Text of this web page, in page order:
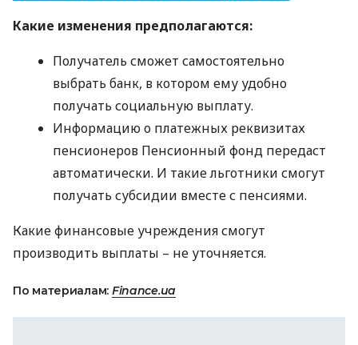
Какие изменения предполагаются:
Получатель сможет самостоятельно
выбрать банк, в котором ему удобно
получать социальную выплату.
Информацию о платежных реквизитах
пенсионеров Пенсионный фонд передаст
автоматически. И такие льготники смогут
получать субсидии вместе с пенсиями.
Какие финансовые учреждения смогут
производить выплаты – не уточняется.
По материалам: Finance.ua